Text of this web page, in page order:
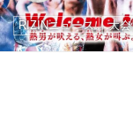
RIZINニュース 大